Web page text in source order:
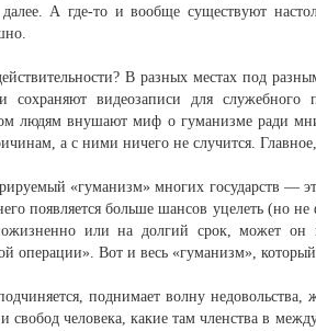
А где-то и вообще существуют
В разных местах под
сохраняют видеозаписи для
людям внушают миф о гуманизме ради
а с ними ничего не случится.
«гуманизм» многих государств —
появляется больше шансов уцелеть (но
или на долгий срок, может он
операции». Вот и весь «гуманизм»,
поднимает волну
свобод человека, какие там членства в